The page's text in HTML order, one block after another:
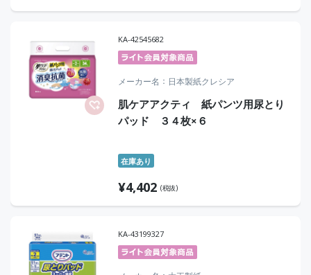
KA-42545682
メーカー名 日本製紙クレシア
肌ケアアクティ 紙パンツ用尿とり
パッド ３４枚×６
在庫あり
¥4,402 (税抜)
KA-43199327